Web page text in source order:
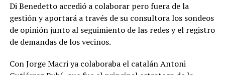
Di Benedetto accedió a colaborar pero fuera de la
gestión y aportará a través de su consultora los sondeos
de opinión junto al seguimiento de las redes y el registro
de demandas de los vecinos.
Con Jorge Macri ya colaboraba el catalán Antoni